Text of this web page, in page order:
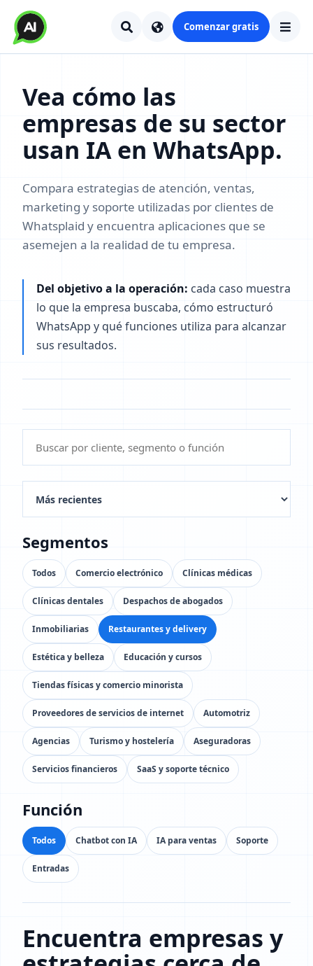
Comenzar gratis
Vea cómo las
empresas de su sector
usan IA en WhatsApp.
Compara estrategias de atención, ventas,
marketing y soporte utilizadas por clientes de
Whatsplaid y encuentra aplicaciones que se
asemejen a la realidad de tu empresa.
Del objetivo a la operación: cada caso muestra
lo que la empresa buscaba, cómo estructuró
WhatsApp y qué funciones utiliza para alcanzar
sus resultados.
Segmentos
Todos Comercio electrónico Clínicas médicas
Clínicas dentales Despachos de abogados
Inmobiliarias Restaurantes y delivery
Estética y belleza Educación y cursos
Tiendas físicas y comercio minorista
Proveedores de servicios de internet Automotriz
Agencias Turismo y hostelería Aseguradoras
Servicios financieros SaaS y soporte técnico
Función
Todos Chatbot con IA IA para ventas Soporte
Entradas
Encuentra empresas y